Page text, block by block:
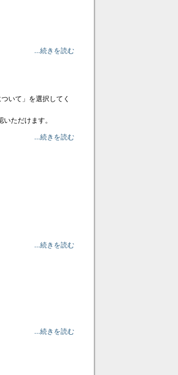
...続きを読む
いて」を選択してく
ただけます。
...続きを読む
...続きを読む
...続きを読む